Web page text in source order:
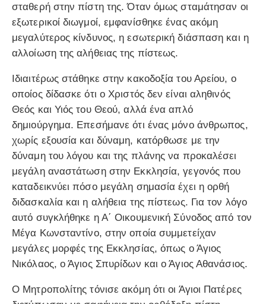
σταθερή στην πίστη της. Όταν όμως σταμάτησαν οι
εξωτερικοί διωγμοί, εμφανίσθηκε ένας ακόμη
μεγαλύτερος κίνδυνος, η εσωτερική διάσπαση και η
αλλοίωση της αλήθειας της πίστεως.
Ιδιαιτέρως στάθηκε στην κακοδοξία του Αρείου, ο
οποίος δίδασκε ότι ο Χριστός δεν είναι αληθινός
Θεός και Υιός του Θεού, αλλά ένα απλό
δημιούργημα. Επεσήμανε ότι ένας μόνο άνθρωπος,
χωρίς εξουσία και δύναμη, κατόρθωσε με την
δύναμη του λόγου και της πλάνης να προκαλέσει
μεγάλη αναστάτωση στην Εκκλησία, γεγονός που
καταδεικνύει πόσο μεγάλη σημασία έχει η ορθή
διδασκαλία και η αλήθεια της πίστεως. Για τον λόγο
αυτό συγκλήθηκε η Α΄ Οικουμενική Σύνοδος από τον
Μέγα Κωνσταντίνο, στην οποία συμμετείχαν
μεγάλες μορφές της Εκκλησίας, όπως ο Άγιος
Νικόλαος, ο Άγιος Σπυρίδων και ο Άγιος Αθανάσιος.
Ο Μητροπολίτης τόνισε ακόμη ότι οι Άγιοι Πατέρες